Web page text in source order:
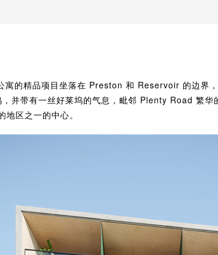
寓的精品项目坐落在 Preston 和 Reservoir 的边界
并带有一丝好莱坞的气息，毗邻 Plenty Road 繁华
地区之一的中心。